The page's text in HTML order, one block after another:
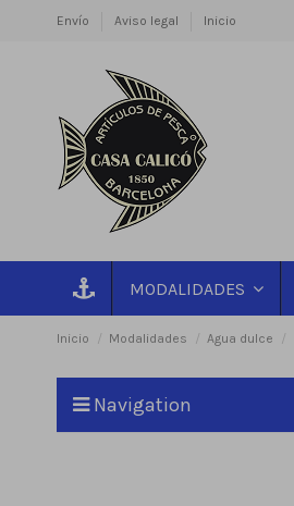
Envío Aviso legal Inicio
MODALIDADES
Inicio Modalidades Agua dulce
Navigation